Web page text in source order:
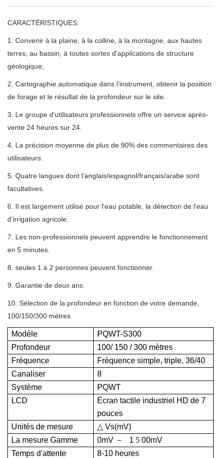
CARACTÉRISTIQUES:
1. Convenir à la plaine, à la colline, à la montagne, aux hautes
terres, au bassin, à toutes sortes d'applications de structure
géologique;
2. Cartographie automatique dans l'instrument, obtenir la position
de forage et le résultat de la profondeur sur le site.
3. Le groupe d'utilisateurs professionnels offre un service après-
vente 24 heures sur 24.
4. La précision moyenne de plus de 90% des commentaires des
utilisateurs.
5. Quatre langues dont l'anglais/espagnol/français/arabe sont
facultatives.
6. Il est largement utilisé pour l'eau potable, la détection de l'eau
d'irrigation agricole.
7. Les non-professionnels peuvent apprendre le fonctionnement
en 5 minutes.
8. seules 1 à 2 personnes peuvent fonctionner.
9. Garantie de deux ans.
10. Sélection de la profondeur en fonction de votre demande,
100/150/300 mètres
Modèle
PQWT-S300
Profondeur
100/ 150 / 300 mètres
Fréquence
Fréquence simple, triple, 36/40
Canaliser
8
Système
PQWT
LCD
Écran tactile industriel HD de 7
pouces
Unités de mesure
△ Vs(mV)
La mesure Gamme 0mV － 1 5 00mV
Temps d'attente
8-10 heures